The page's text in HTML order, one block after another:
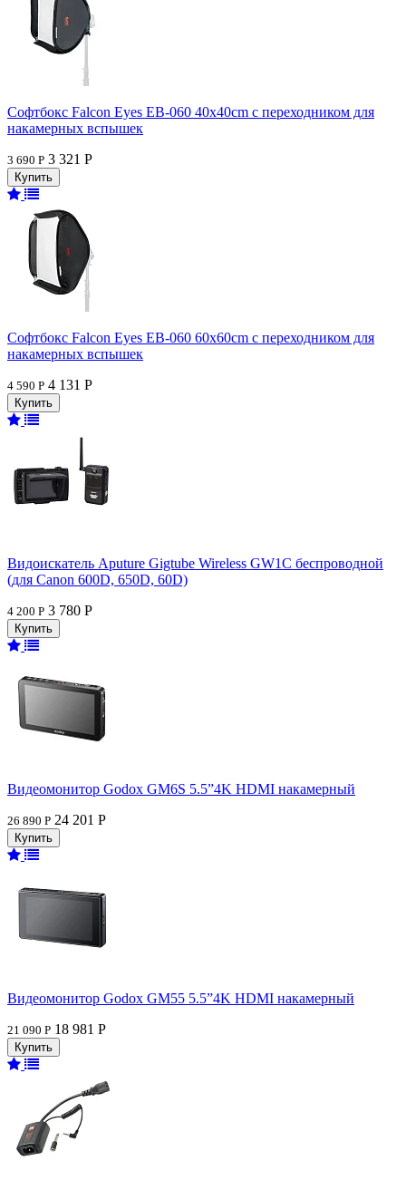
Софтбокс Falcon Eyes EB-060 40x40cm с переходником для
накамерных вспышек
3 690 Р 3 321 Р
Софтбокс Falcon Eyes EB-060 60x60cm с переходником для
накамерных вспышек
4 590 Р 4 131 Р
Видоискатель Aputure Gigtube Wireless GW1C беспроводной
(для Canon 600D, 650D, 60D)
4 200 Р 3 780 Р
Видеомонитор Godox GM6S 5.5”4K HDMI накамерный
26 890 Р 24 201 Р
Видеомонитор Godox GM55 5.5”4K HDMI накамерный
21 090 Р 18 981 Р